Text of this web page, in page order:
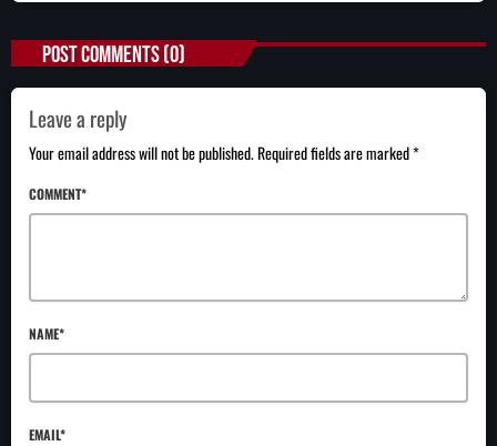
POST COMMENTS (0)
Leave a reply
Your email address will not be published. Required fields are marked *
COMMENT*
NAME*
EMAIL*